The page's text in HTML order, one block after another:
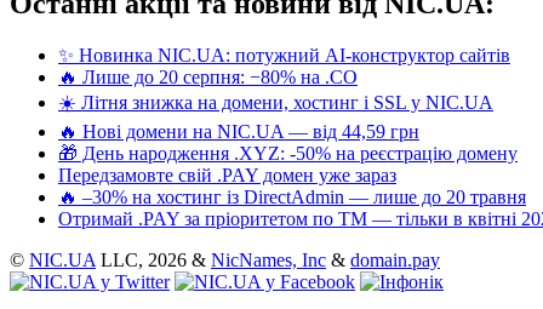
✨ Новинка NIC.UA: потужний AI-конструктор сайтів
🔥 Лише до 20 серпня: −80% на .CO
☀️ Літня знижка на домени, хостинг і SSL у NIC.UA
🔥 Нові домени на NIC.UA — від 44,59 грн
🎁 День народження .XYZ: -50% на реєстрацію домену
Передзамовте свій .PAY домен уже зараз
🔥 –30% на хостинг із DirectAdmin — лише до 20 травня
Отримай .PAY за пріоритетом по ТМ — тільки в квітні
© NIC.UA LLC, 2026 & NicNames, Inc & domain.pay